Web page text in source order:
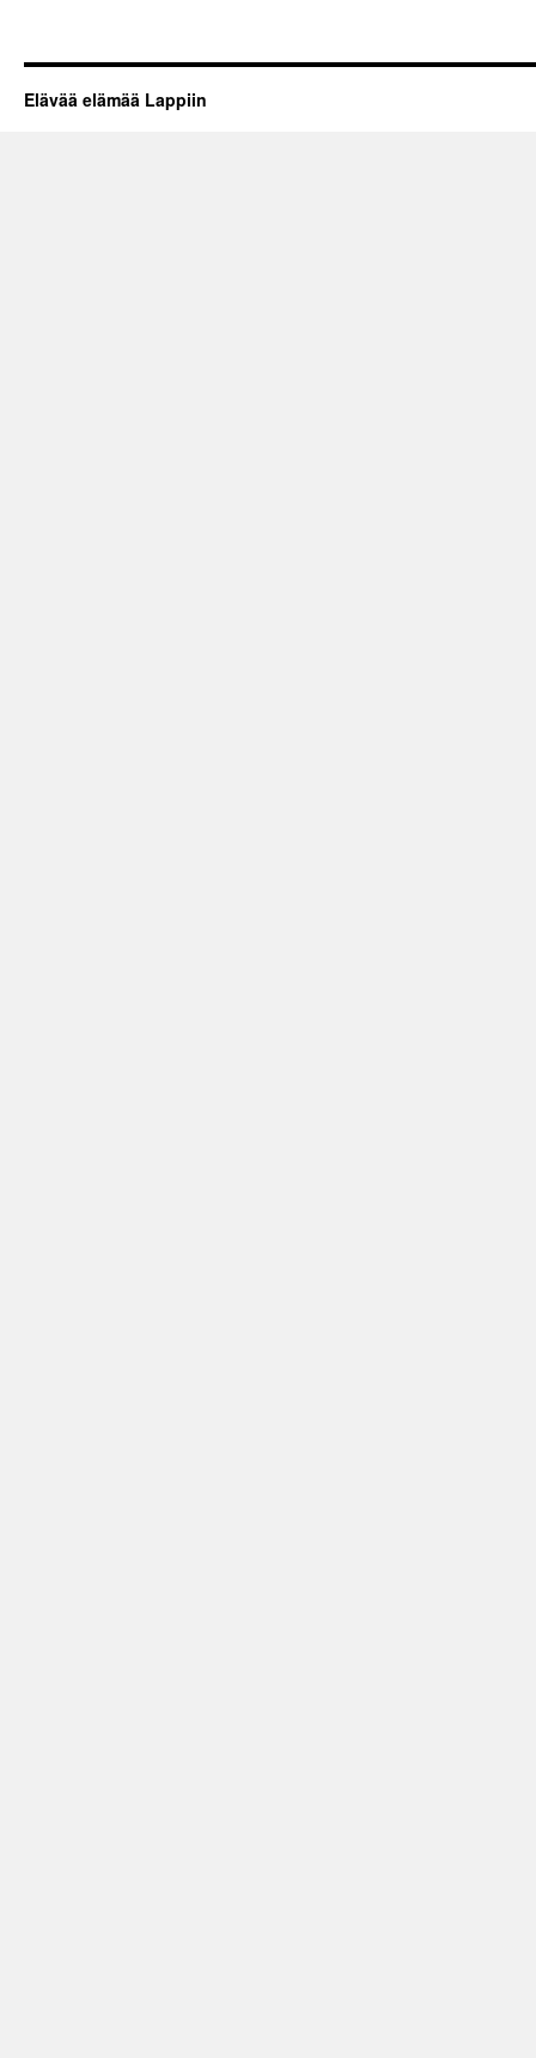
Elävää elämää Lappiin